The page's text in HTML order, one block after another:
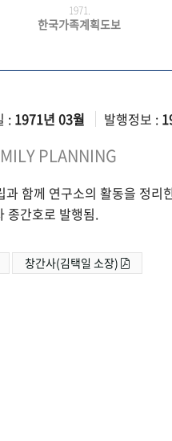
1971.
한국가족계획도보
: 1971년 03월 발행정보 :
PLANNING
함께 연구소의 활동을 정
종간호로 발행됨.
창간사(김택일 소장)